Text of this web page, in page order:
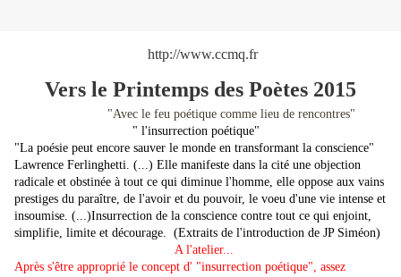
http://www.ccmq.fr
Vers le Printemps des Poètes 2015
"Avec le feu poétique comme lieu de rencontres"
" l'insurrection poétique"
"La poésie peut encore sauver le monde en transformant la conscience"
Lawrence Ferlinghetti. (...) Elle manifeste dans la cité une objection
radicale et obstinée à tout ce qui diminue l'homme, elle oppose aux vains
prestiges du paraître, de l'avoir et du pouvoir, le voeu d'une vie intense et
insoumise. (...)Insurrection de la conscience contre tout ce qui enjoint,
simplifie, limite et décourage. (Extraits de l'introduction de JP Siméon)
A l'atelier...
Après s'être approprié le concept d' "insurrection poétique", assez